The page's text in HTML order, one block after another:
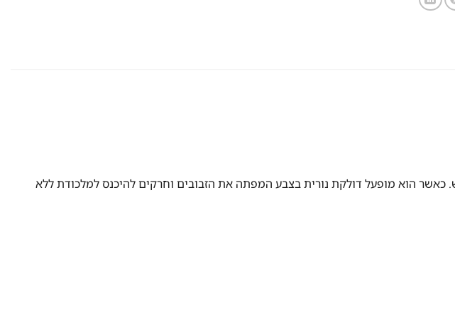
כאשר הוא מופעל דולקת נורית בצבע המפתה את הזבובים וחרקים להיכנס למלכודת ללא